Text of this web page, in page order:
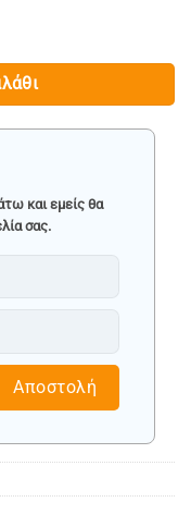
- DAEWOO ποσότητα
και εμείς θα
σας.
Αποστολή